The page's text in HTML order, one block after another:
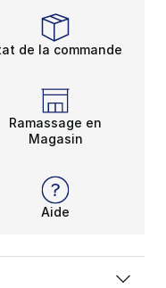
de la commande
Ramassage en
Magasin
Aide